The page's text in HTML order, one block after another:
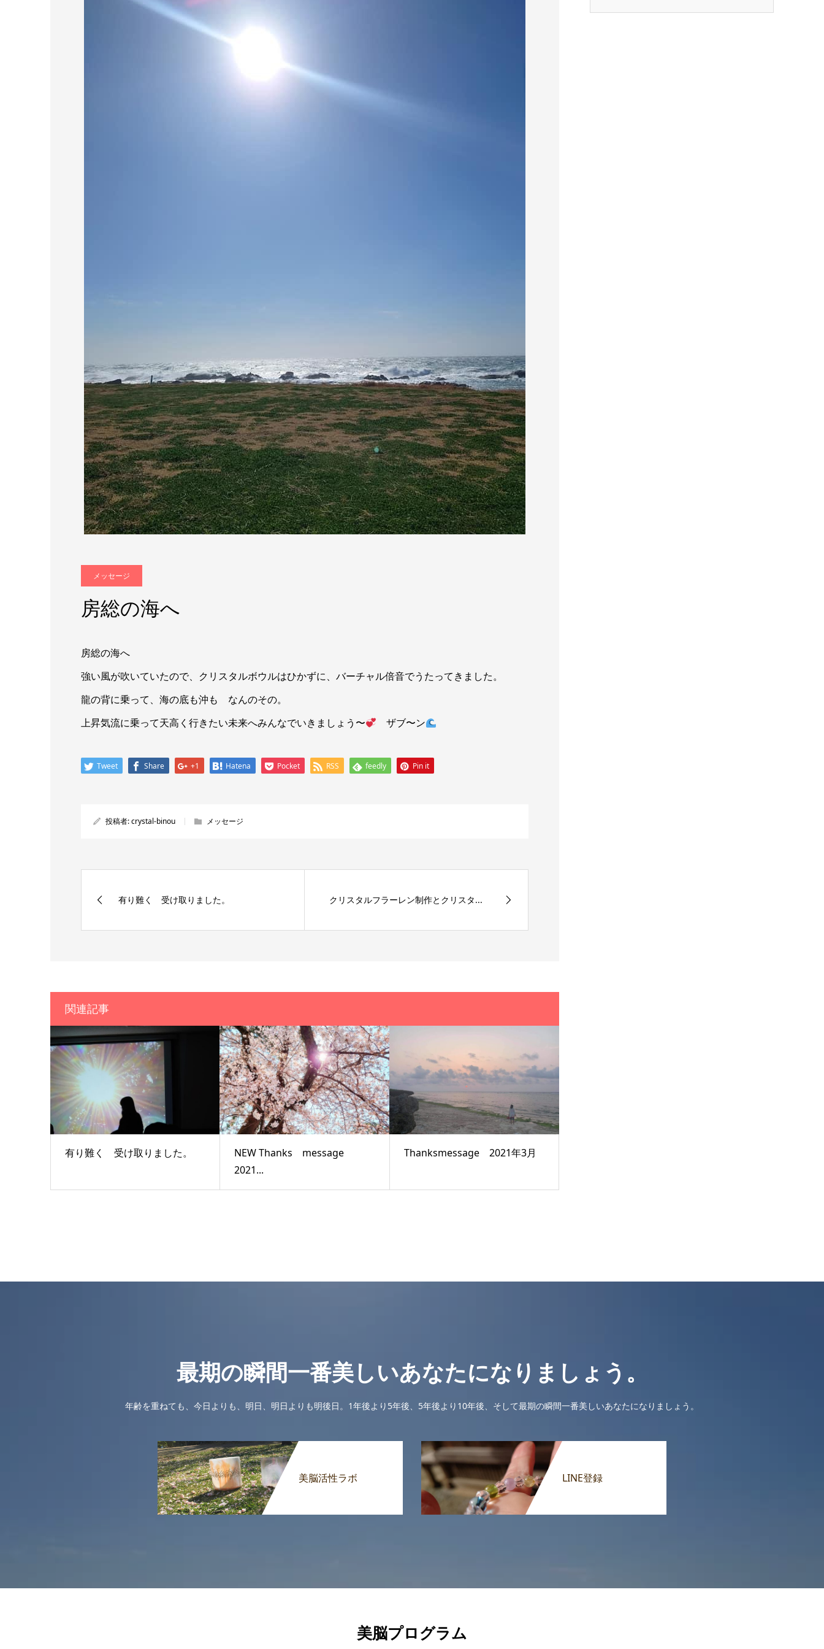
メッセージ
房総の海へ
房総の海へ
強い風が吹いていたので、クリスタルボウルはひかずに、バーチャル倍音でうたってきました。
龍の背に乗って、海の底も沖も なんのその。
上昇気流に乗って天高く行きたい未来へみんなでいきましょう〜
ザブ〜ン
Tweet Share +1 Hatena Pocket RSS feedly Pin it
投稿者:crystal-binou メッセージ
有り難く 受け取りました。 クリスタルフラーレン制作とクリスタ...
関連記事
有り難く 受け取りました。
NEW Thanks message
2021...
Thanksmessage 2021年3月
最期の瞬間一番美しいあなたになりましょう。
年齢を重ねても、今日よりも、明日、明日よりも明後日。1年後より5年後、5年後より10年後、そして最期の瞬間一番美しいあなたになりましょう。
美脳活性ラボ LINE登録
美脳プログラム